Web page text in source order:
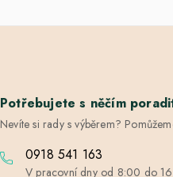
Potřebujete s něčím
Nevíte si rady s výběrem?
0918 541 163
V pracovní dny od 8:00 do